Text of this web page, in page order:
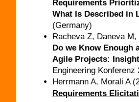
Requirements
What Is Described in
(Germany)
Racheva Z, Daneva
Do we Know Enough
Agile Projects:
Engineering Konferenz
Herrmann A, Morali A
Requirements